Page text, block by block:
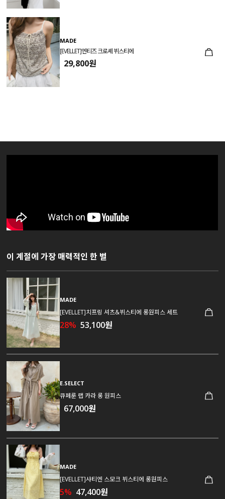
MADE
[EVELLET]엔티즈 크로셰 뷔스티에
29,800원
이 계절에 가장 매력적인 한 벌
MADE
[EVELLET]치프링 셔츠&뷔스티에 롱원피스 세트
28% 53,100원
E.SELECT
큐페룬 랩 카라 롱 원피스
67,000원
MADE
[EVELLET]샤티엔 스모크 뷔스티에 롱원피스
5% 47,400원